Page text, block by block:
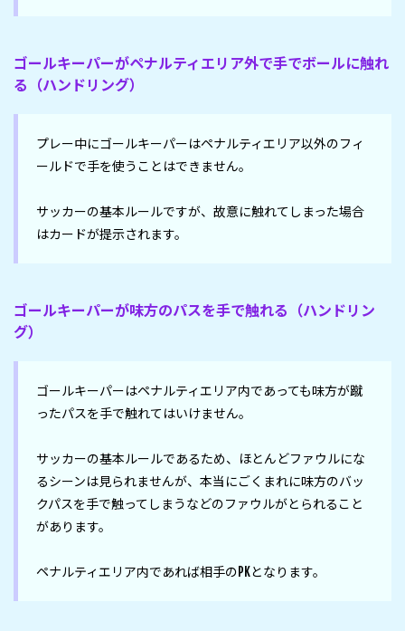
ゴールキーパーがペナルティエリア外で手でボールに触れ
る（ハンドリング）
プレー中にゴールキーパーはペナルティエリア以外のフィ
ールドで手を使うことはできません。
サッカーの基本ルールですが、故意に触れてしまった場合
はカードが提示されます。
ゴールキーパーが味方のパスを手で触れる（ハンドリン
グ）
ゴールキーパーはペナルティエリア内であっても味方が蹴
ったパスを手で触れてはいけません。
サッカーの基本ルールであるため、ほとんどファウルにな
るシーンは見られませんが、本当にごくまれに味方のバッ
クパスを手で触ってしまうなどのファウルがとられること
があります。
ペナルティエリア内であれば相手のPKとなります。